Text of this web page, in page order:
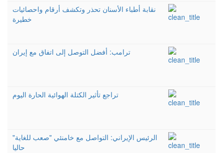
نقابة أطباء الأسنان تحذر وتكشف أرقام واحصائيات
خطيرة
ترامب: أفضل التوصل إلى اتفاق مع إيران
تراجع تأثير الكتلة الهوائية الحارة اليوم
الرئيس الإيراني: التواصل مع خامنئي "صعب للغاية"
حاليا